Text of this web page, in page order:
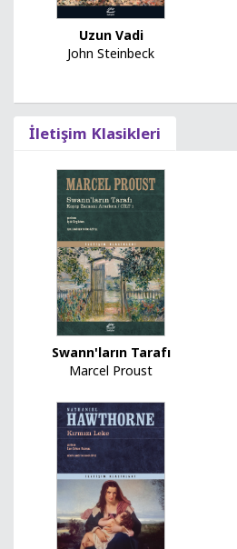
Uzun Vadi
John Steinbeck
İletişim Klasikleri
Swann'ların Tarafı
Marcel Proust